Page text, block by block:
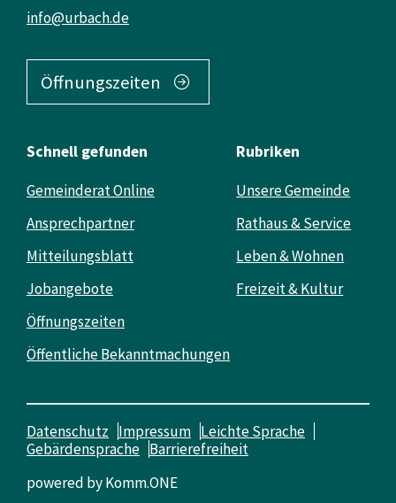
info@urbach.de
Öffnungszeiten
Schnell gefunden
Gemeinderat Online
Ansprechpartner
Mitteilungsblatt
Jobangebote
Öffnungszeiten
Öffentliche Bekanntmachungen
Rubriken
Unsere Gemeinde
Rathaus & Service
Leben & Wohnen
Freizeit & Kultur
Datenschutz Impressum Leichte Sprache
Gebärdensprache Barrierefreiheit
powered byKomm.ONE